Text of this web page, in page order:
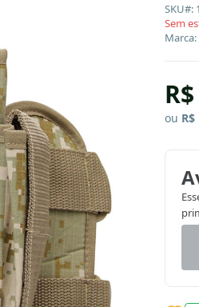
SKU#:
Sem
Marca:
ou R$